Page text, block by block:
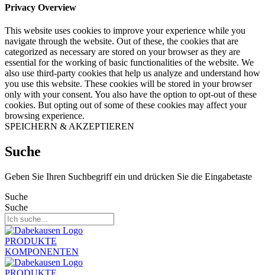
Privacy Overview
This website uses cookies to improve your experience while you
navigate through the website. Out of these, the cookies that are
categorized as necessary are stored on your browser as they are
essential for the working of basic functionalities of the website. We
also use third-party cookies that help us analyze and understand how
you use this website. These cookies will be stored in your browser
only with your consent. You also have the option to opt-out of these
cookies. But opting out of some of these cookies may affect your
browsing experience.
SPEICHERN & AKZEPTIEREN
Suche
Geben Sie Ihren Suchbegriff ein und drücken Sie die Eingabetaste
Suche
Suche
PRODUKTE
KOMPONENTEN